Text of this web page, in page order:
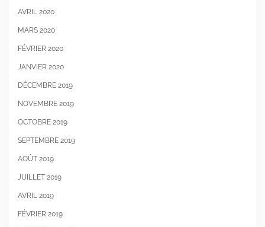
AVRIL 2020
MARS 2020
FÉVRIER 2020
JANVIER 2020
DÉCEMBRE 2019
NOVEMBRE 2019
OCTOBRE 2019
SEPTEMBRE 2019
AOÛT 2019
JUILLET 2019
AVRIL 2019
FÉVRIER 2019